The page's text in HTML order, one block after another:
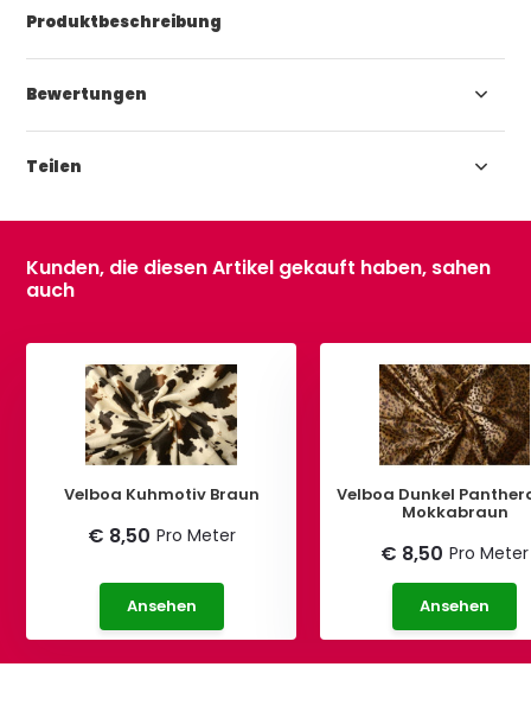
Produktbeschreibung
Bewertungen
Teilen
Kunden, die diesen Artikel gekauft haben, sahen
auch
Velboa Kuhmotiv Braun
€ 8,50 Pro Meter
Ansehen
Velboa Dunkel Pantherdruck
Mokkabraun
€ 8,50 Pro Meter
Ansehen